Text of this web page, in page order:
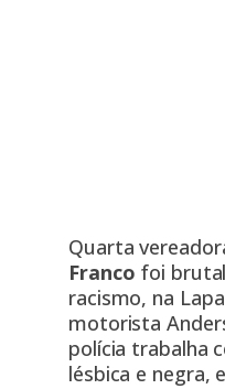
Quarta
Franco foi
racismo, na
motorista
polícia trabalha
lésbica e negra,